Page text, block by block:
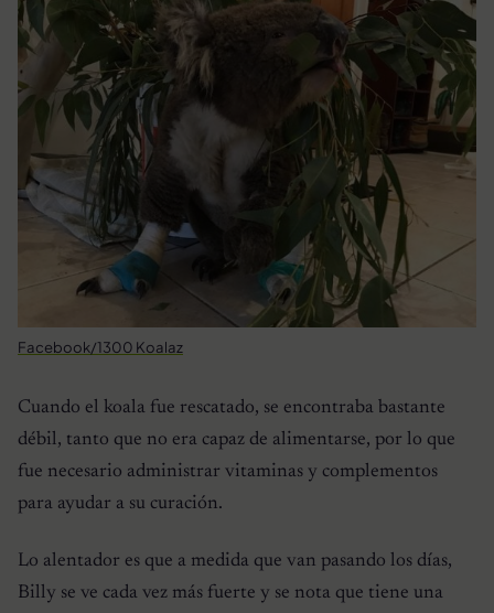
Facebook/1300 Koalaz
Cuando el koala fue rescatado, se encontraba bastante
débil, tanto que no era capaz de alimentarse, por lo que
fue necesario administrar vitaminas y complementos
para ayudar a su curación.
Lo alentador es que a medida que van pasando los días,
Billy se ve cada vez más fuerte y se nota que tiene una